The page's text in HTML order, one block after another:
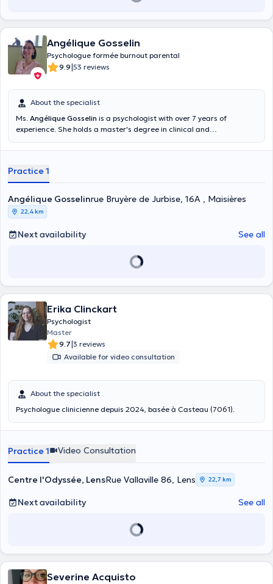
Angélique Gosselin
Psychologue formée burnout parental
9.9|53 reviews
About the specialist
Ms. Angélique Gosselin is a psychologist with over 7 years of
experience. She holds a master's degree in clinical and
in parenting support, difficulties related to the different stages of
she will be happy to welcome you.
Practice 1
Angélique Gosselinrue Bruyère de Jurbise, 16A , Maisières
22,4 km
Next availability See all
Erika Clinckart
Psychologist
Master
9.7|3 reviews
Available for video consultation
About the specialist
Psychologue clinicienne depuis 2024, basée à Casteau (7061).
Practice 1 Video Consultation
Centre l'Odyssée, LensRue Vallaville 86, Lens 22,7 km
Next availability See all
Severine Acquisto